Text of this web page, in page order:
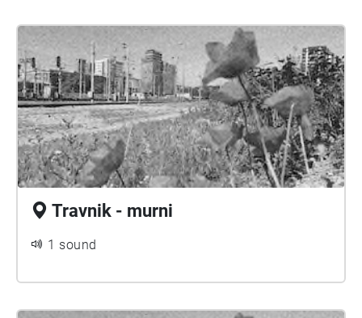
Travnik - murni
1 sound